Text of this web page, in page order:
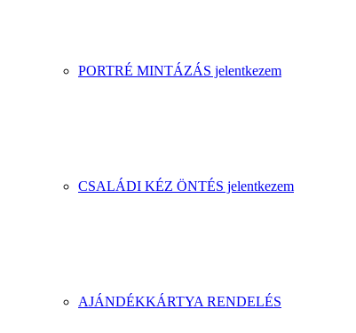
PORTRÉ MINTÁZÁS jelentkezem
CSALÁDI KÉZ ÖNTÉS jelentkezem
AJÁNDÉKKÁRTYA RENDELÉS